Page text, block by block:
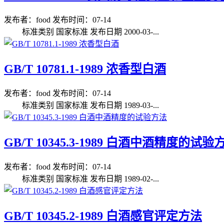
发布者：food 发布时间：07-14
标准类别 国家标准 发布日期 2000-03-...
GB/T 10781.1-1989 浓香型白酒
发布者：food 发布时间：07-14
标准类别 国家标准 发布日期 1989-03-...
GB/T 10345.3-1989 白酒中酒精度的试验
发布者：food 发布时间：07-14
标准类别 国家标准 发布日期 1989-02-...
GB/T 10345.2-1989 白酒感官评定方法